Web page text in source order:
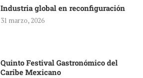
Industria global en reconfiguración
31 marzo, 2026
Quinto Festival Gastronómico del
Caribe Mexicano